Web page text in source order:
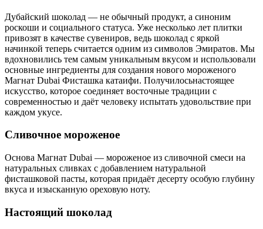
Дубайский шоколад — не обычный продукт, а синоним
роскоши и социального статуса. Уже несколько лет плитки
привозят в качестве сувениров, ведь шоколад с яркой
начинкой теперь считается одним из символов Эмиратов. Мы
вдохновились тем самым уникальным вкусом и использовали
основные ингредиенты для создания нового мороженого
Магнат Dubai Фисташка катаифи. Получилосьнастоящее
искусство, которое соединяет восточные традиции с
современностью и даëт человеку испытать удовольствие при
каждом укусе.
Сливочное мороженое
Основа Магнат Dubai — мороженое из сливочной смеси на
натуральных сливках с добавлением натуральной
фисташковой пасты, которая придаёт десерту особую глубину
вкуса и изысканную ореховую ноту.
Настоящий шоколад